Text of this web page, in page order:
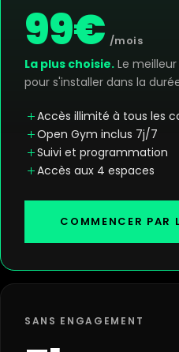
99€ /mois
La plus choisie. Le
pour s'installer dans la
Accès illimité à tous les
Open Gym inclus 7j/7
Suivi et programmation
Accès aux 4 espaces
COMMENCER PAR
SANS ENGAGEMENT